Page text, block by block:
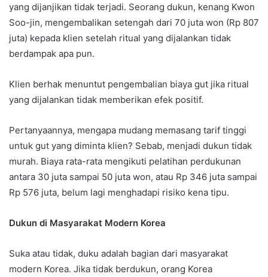
yang dijanjikan tidak terjadi. Seorang dukun, kenang Kwon
Soo-jin, mengembalikan setengah dari 70 juta won (Rp 807
juta) kepada klien setelah ritual yang dijalankan tidak
berdampak apa pun.
Klien berhak menuntut pengembalian biaya gut jika ritual
yang dijalankan tidak memberikan efek positif.
Pertanyaannya, mengapa mudang memasang tarif tinggi
untuk gut yang diminta klien? Sebab, menjadi dukun tidak
murah. Biaya rata-rata mengikuti pelatihan perdukunan
antara 30 juta sampai 50 juta won, atau Rp 346 juta sampai
Rp 576 juta, belum lagi menghadapi risiko kena tipu.
Dukun di Masyarakat Modern Korea
Suka atau tidak, duku adalah bagian dari masyarakat
modern Korea. Jika tidak berdukun, orang Korea